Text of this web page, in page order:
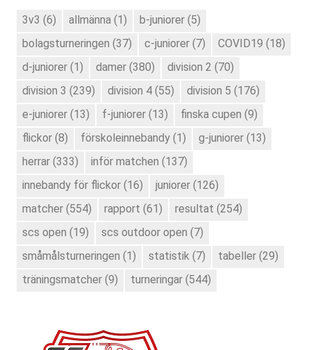
3v3 (6) allmänna (1) b-juniorer (5)
bolagsturneringen (37) c-juniorer (7) COVID19 (18)
d-juniorer (1) damer (380) division 2 (70)
division 3 (239) division 4 (55) division 5 (176)
e-juniorer (13) f-juniorer (13) finska cupen (9)
flickor (8) förskoleinnebandy (1) g-juniorer (13)
herrar (333) inför matchen (137)
innebandy för flickor (16) juniorer (126)
matcher (554) rapport (61) resultat (254)
scs open (19) scs outdoor open (7)
småmålsturneringen (1) statistik (7) tabeller (29)
träningsmatcher (9) turneringar (544)